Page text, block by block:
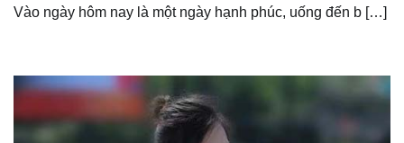
Vào ngày hôm nay là một ngày hạnh phúc, uống đến b […]